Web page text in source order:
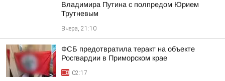
Владимира Путина с полпредом Юрием
Трутневым
Вчера, 21:10
ФСБ предотвратила теракт на объекте
Росгвардии в Приморском крае
02:17